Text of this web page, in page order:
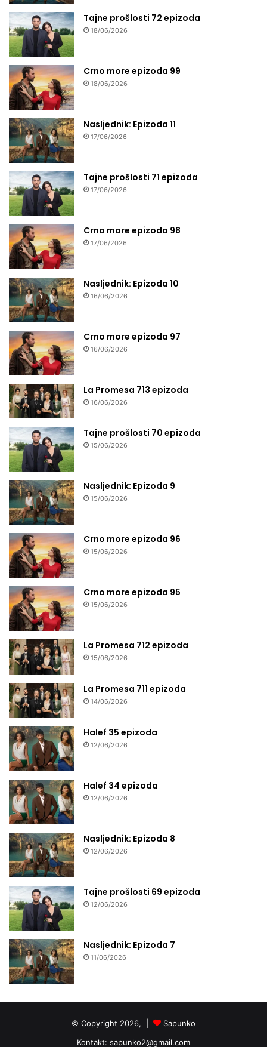
Tajne prošlosti 72 epizoda
18/06/2026
Crno more epizoda 99
18/06/2026
Nasljednik: Epizoda 11
17/06/2026
Tajne prošlosti 71 epizoda
17/06/2026
Crno more epizoda 98
17/06/2026
Nasljednik: Epizoda 10
16/06/2026
Crno more epizoda 97
16/06/2026
La Promesa 713 epizoda
16/06/2026
Tajne prošlosti 70 epizoda
15/06/2026
Nasljednik: Epizoda 9
15/06/2026
Crno more epizoda 96
15/06/2026
Crno more epizoda 95
15/06/2026
La Promesa 712 epizoda
15/06/2026
La Promesa 711 epizoda
14/06/2026
Halef 35 epizoda
12/06/2026
Halef 34 epizoda
12/06/2026
Nasljednik: Epizoda 8
12/06/2026
Tajne prošlosti 69 epizoda
12/06/2026
Nasljednik: Epizoda 7
11/06/2026
© Copyright 2026, |
Sapunko
Kontakt: sapunko2@gmail.com